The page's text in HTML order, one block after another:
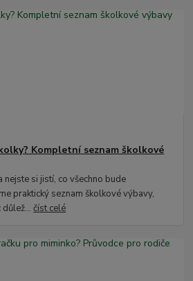
Kompletní seznam školkové
nejste si jistí, co všechno bude
praktický seznam školkové výbavy,
důlež...číst celé